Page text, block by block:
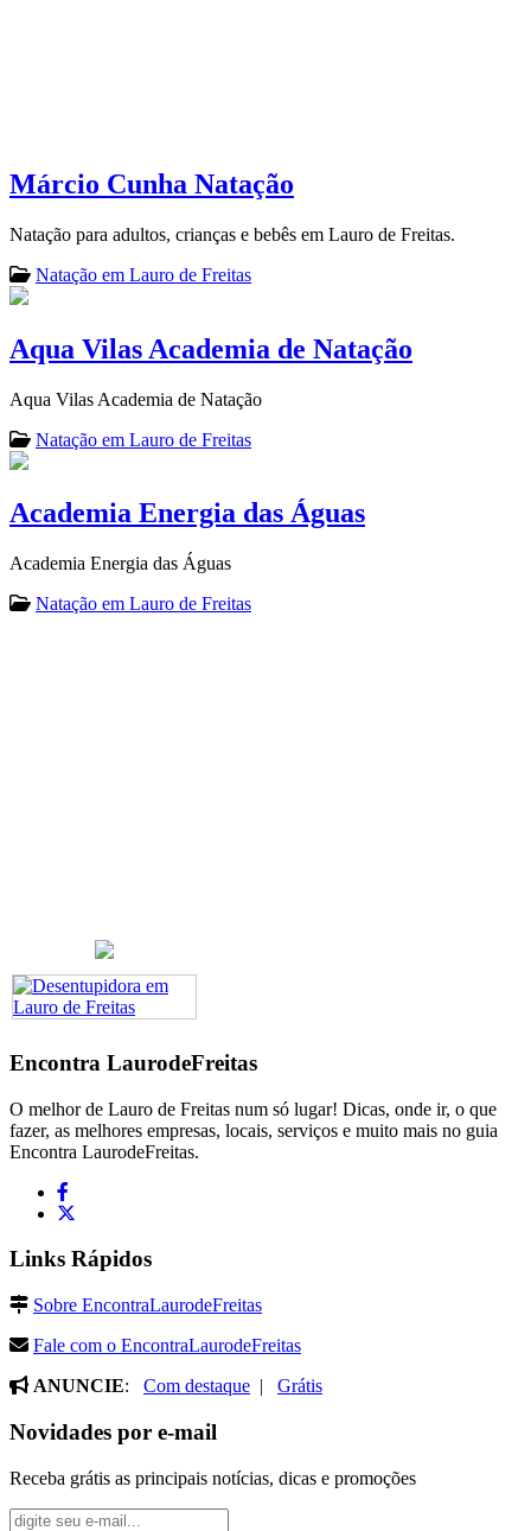
Márcio Cunha Natação
Natação para adultos, crianças e bebês em Lauro de Freitas.
Natação em Lauro de Freitas
Aqua Vilas Academia de Natação
Aqua Vilas Academia de Natação
Natação em Lauro de Freitas
Academia Energia das Águas
Academia Energia das Águas
Natação em Lauro de Freitas
Encontra LaurodeFreitas
O melhor de Lauro de Freitas num só lugar! Dicas, onde ir, o que
fazer, as melhores empresas, locais, serviços e muito mais no guia
Encontra LaurodeFreitas.
Links Rápidos
Sobre EncontraLaurodeFreitas
Fale com o EncontraLaurodeFreitas
ANUNCIE: Com destaque | Grátis
Novidades por e-mail
Receba grátis as principais notícias, dicas e promoções